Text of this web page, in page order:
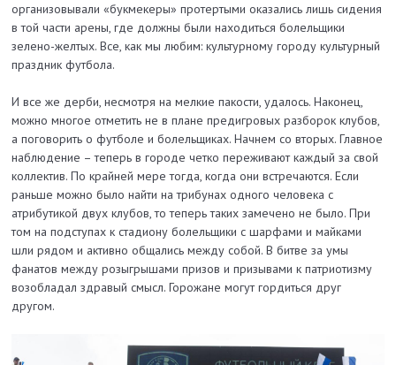
организовывали «букмекеры» протертыми оказались лишь сидения
в той части арены, где должны были находиться болельщики
зелено-желтых. Все, как мы любим: культурному городу культурный
праздник футбола.
И все же дерби, несмотря на мелкие пакости, удалось. Наконец,
можно многое отметить не в плане предигровых разборок клубов,
а поговорить о футболе и болельщиках. Начнем со вторых. Главное
наблюдение – теперь в городе четко переживают каждый за свой
коллектив. По крайней мере тогда, когда они встречаются. Если
раньше можно было найти на трибунах одного человека с
атрибутикой двух клубов, то теперь таких замечено не было. При
том на подступах к стадиону болельщики с шарфами и майками
шли рядом и активно общались между собой. В битве за умы
фанатов между розыгрышами призов и призывами к патриотизму
возобладал здравый смысл. Горожане могут гордиться друг
другом.